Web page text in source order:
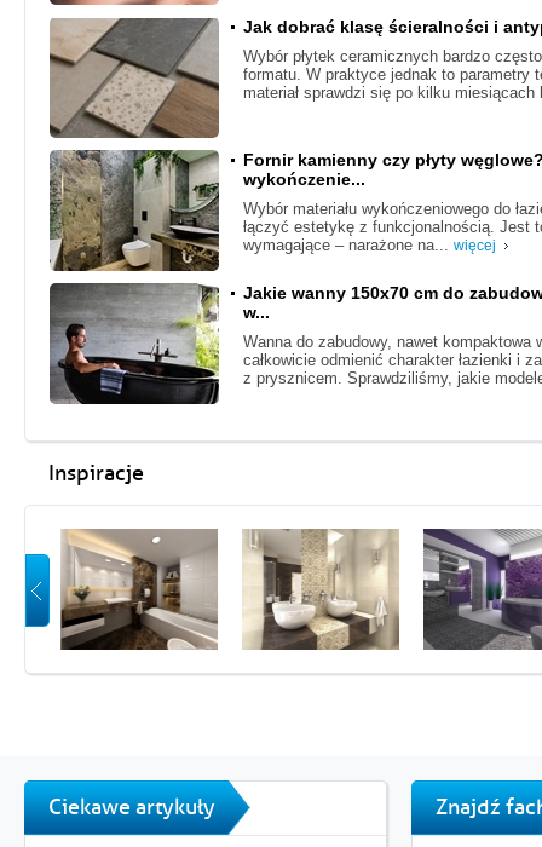
Jak dobrać klasę ścieralności i
Wybór płytek ceramicznych bardzo
formatu. W praktyce jednak to parametry
materiał sprawdzi się po kilku
Fornir kamienny czy płyty
wykończenie...
Wybór materiału wykończeniowego do
łączyć estetykę z funkcjonalnością. Jest
wymagające – narażone na... więcej
Jakie wanny 150x70 cm do
w...
Wanna do zabudowy, nawet
całkowicie odmienić charakter łazienki i
z prysznicem. Sprawdziliśmy, jakie
Inspiracje
Ciekawe artykuły Znajdź